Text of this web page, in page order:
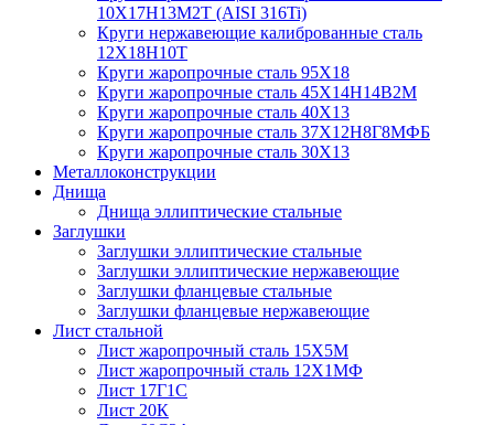
10Х17Н13М2Т (AISI 316Ti)
Круги нержавеющие калиброванные сталь
12Х18Н10Т
Круги жаропрочные сталь 95Х18
Круги жаропрочные сталь 45Х14Н14В2М
Круги жаропрочные сталь 40Х13
Круги жаропрочные сталь 37Х12Н8Г8МФБ
Круги жаропрочные сталь 30Х13
Металлоконструкции
Днища
Днища эллиптические стальные
Заглушки
Заглушки эллиптические стальные
Заглушки эллиптические нержавеющие
Заглушки фланцевые стальные
Заглушки фланцевые нержавеющие
Лист стальной
Лист жаропрочный сталь 15Х5М
Лист жаропрочный сталь 12Х1МФ
Лист 17Г1С
Лист 20К